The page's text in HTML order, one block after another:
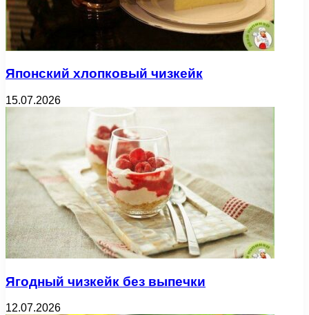
Японский хлопковый чизкейк
15.07.2026
Ягодный чизкейк без выпечки
12.07.2026